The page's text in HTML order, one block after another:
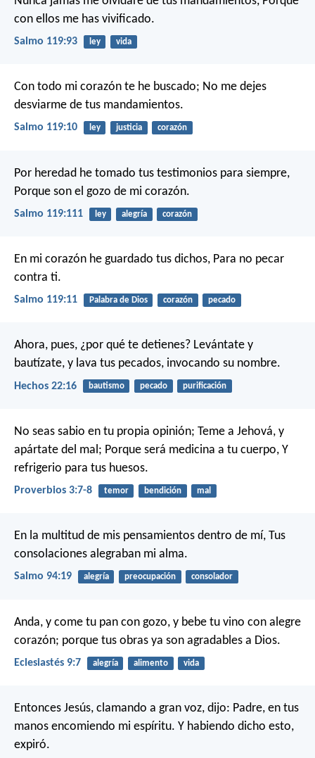
con ellos me has vivificado.
Salmo 119:93 ley vida
Con todo mi corazón te he buscado; No me dejes
desviarme de tus mandamientos.
Salmo 119:10 ley justicia corazón
Por heredad he tomado tus testimonios para siempre,
Porque son el gozo de mi corazón.
Salmo 119:111 ley alegría corazón
En mi corazón he guardado tus dichos, Para no pecar
contra ti.
Salmo 119:11 Palabra de Dios corazón pecado
Ahora, pues, ¿por qué te detienes? Levántate y
bautízate, y lava tus pecados, invocando su nombre.
Hechos 22:16 bautismo pecado purificación
No seas sabio en tu propia opinión; Teme a Jehová, y
apártate del mal; Porque será medicina a tu cuerpo, Y
refrigerio para tus huesos.
Proverbios 3:7-8 temor bendición mal
En la multitud de mis pensamientos dentro de mí, Tus
consolaciones alegraban mi alma.
Salmo 94:19 alegría preocupación consolador
Anda, y come tu pan con gozo, y bebe tu vino con alegre
corazón; porque tus obras ya son agradables a Dios.
Eclesiastés 9:7 alegría alimento vida
Entonces Jesús, clamando a gran voz, dijo: Padre, en tus
manos encomiendo mi espíritu. Y habiendo dicho esto,
expiró.